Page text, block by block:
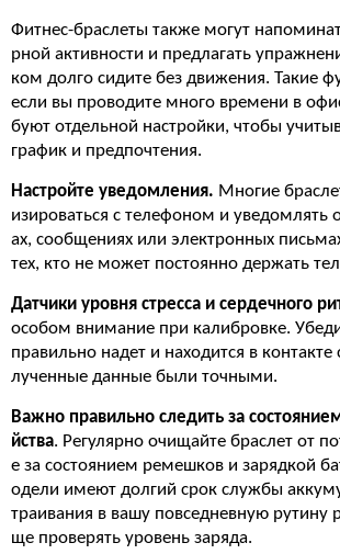
Фитнес-браслеты также могут
рной активности и предлагать
ком долго сидите без движения. Такие
если вы проводите много времени в
буют отдельной настройки, чтобы
график и предпочтения.
Настройте уведомления. Многие
изироваться с телефоном и уведомлять
ах, сообщениях или электронных
тех, кто не может постоянно держать
Датчики уровня стресса и сердечного
особом внимание при калибровке.
правильно надет и находится в
лученные данные были точными.
Важно правильно следить за
йства. Регулярно очищайте браслет от
е за состоянием ремешков и зарядкой
одели имеют долгий срок службы
траивания в вашу повседневную рутину
ще проверять уровень заряда.